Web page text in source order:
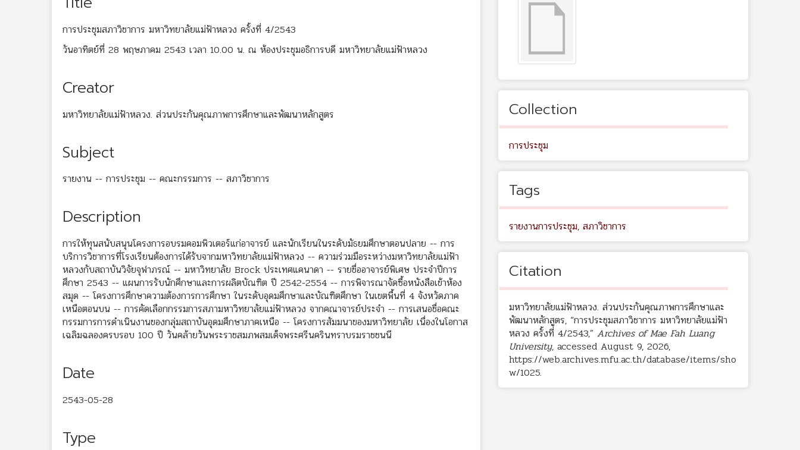
การประชุมสภาวิชาการ มหาวิทยาลัยแม่ฟ้าหลวง ครั้งที่ 4/2543
วันอาทิตย์ที่ 28 พฤษภาคม 2543 เวลา 10.00 น. ณ ห้องประชุมอธิการบดี มหาวิทยาลัยแม่ฟ้าหลวง
Creator
มหาวิทยาลัยแม่ฟ้าหลวง. ส่วนประกันคุณภาพการศึกษาและพัฒนาหลักสูตร
Subject
รายงาน -- การประชุม -- คณะกรรมการ -- สภาวิชาการ
Description
การให้ทุนสนับสนุนโครงการอบรมคอมพิวเตอร์แก่อาจารย์ และนักเรียนในระดับมัธยมศึกษาตอนปลาย -- การ
บริการวิชาการที่โรงเรียนต้องการได้รับจากมหาวิทยาลัยแม่ฟ้าหลวง -- ความร่วมมือระหว่างมหาวิทยาลัยแม่ฟ้า
หลวงกับสถาบันวิจัยจุฬาภรณ์ -- มหาวิทยาลัย Brock ประเทศแคนาดา -- รายชื่ออาจารย์พิเศษ ประจำปีการ
ศึกษา 2543 -- แผนการรับนักศึกษาและการผลิตบัณฑิต ปี 2542-2554 -- การพิจารณาจัดซื้อหนังสือเข้าห้อง
สมุด -- โครงการศึกษาความต้องการการศึกษา ในระดับอุดมศึกษาและบัณฑิตศึกษา ในเขตพื้นที่ 4 จังหวัดภาค
เหนือตอนบน -- การคัดเลือกกรรมการสภามหาวิทยาลัยแม่ฟ้าหลวง จากคณาจารย์ประจำ -- การเสนอชื่อคณะ
กรรมการการดำเนินงานของกลุ่มสถาบันอุดมศึกษาภาคเหนือ -- โครงการสัมมนาของมหาวิทยาลัย เนื่องในโอกาส
เฉลิมฉลองครบรอบ 100 ปี วันคล้ายวันพระราชสมภพสมเด็จพระศรีนครินทราบรมราชชนนี
Date
2543-05-28
Type
Collection
การประชุม
Tags
รายงานการประชุม, สภาวิชาการ
Citation
มหาวิทยาลัยแม่ฟ้าหลวง. ส่วนประกันคุณภาพการศึกษาและ
พัฒนาหลักสูตร, “การประชุมสภาวิชาการ มหาวิทยาลัยแม่ฟ้า
หลวง ครั้งที่ 4/2543,” Archives of Mae Fah Luang
University, accessed August 9, 2026,
https://web.archives.mfu.ac.th/database/items/sho
w/1025.